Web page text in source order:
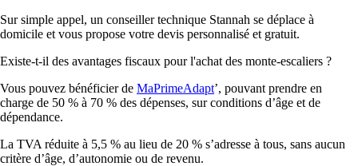
Sur simple appel, un conseiller technique Stannah se déplace à
domicile et vous propose votre devis personnalisé et gratuit.
Existe-t-il des avantages fiscaux pour l'achat des monte-escaliers ?
Vous pouvez bénéficier de MaPrimeAdapt’, pouvant prendre en
charge de 50 % à 70 % des dépenses, sur conditions d’âge et de
dépendance.
La TVA réduite à 5,5 % au lieu de 20 % s’adresse à tous, sans aucun
critère d’âge, d’autonomie ou de revenu.